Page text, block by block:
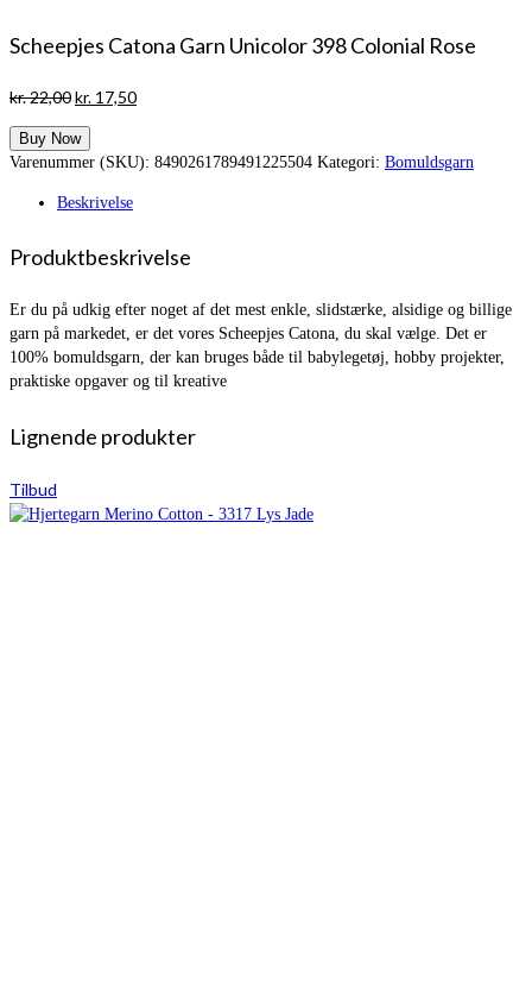
Scheepjes Catona Garn Unicolor 398 Colonial Rose
kr.22,00Den
pris
var:
kr. 17,50Den
er:
Buy Now
Varenummer (SKU): 8490261789491225504 Kategori: Bomuldsgarn
Beskrivelse
Produktbeskrivelse
Er du på udkig efter noget af det mest enkle, slidstærke, alsidige og billige
garn på markedet, er det vores Scheepjes Catona, du skal vælge. Det er
100% bomuldsgarn, der kan bruges både til babylegetøj, hobby projekter,
praktiske opgaver og til kreative
Lignende produkter
Tilbud